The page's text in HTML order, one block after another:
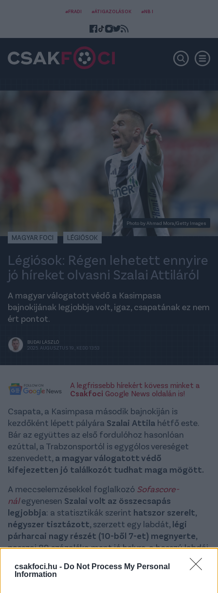
csakfoci.hu - Do Not Process My Personal
Information
#FRADI #ÁTIGAZOLÁSOK #NB I
Photo by Ahmad Mora/Getty Images
MAGYAR FOCI LÉGIÓSOK
Légiósok: Régen lehetett ennyire
jó híreket olvasni Szalai Attiláról
A magyar válogatott védő a Kasimpasa
bajnokijának legjobbja volt, igaz, csapatának ez nem
ért pontot.
BUDAI LÁSZLÓ
2025. AUGUSZTUS 19., KEDD 13:53
A legfrissebb hírekért kövess minket a
Csakfoci Google News oldalán is!
Csapata, a Kasimpasa második bajnokiján is
kezdőként lépett pályára Szalai Attila hétfő este.
Bár az együttes az első fordulóhoz hasonlóan
ezúttal, a Trabzonsportól is egygólos vereséget
szenvedett, a magyar válogatott védő
kifejezetten jó találkozót tudhat maga mögött.
A meccselemzésekkel foglalkozó Sofascore-
nálegyenesen Szalai volt az összecsapás
legjobbja: a statisztikák szerint hatszor szerelt,
négyszer tisztázott, szerzett egy labdát, légi
párharcai nagy részét (10-ből 7-et) megnyerte,
passzai 89 százaléka ment jó helyre, a hosszú labdái
csapat összes játékosát figyelembe véve ő ért a